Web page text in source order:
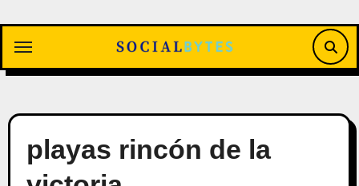
contenido
playas rincón de la